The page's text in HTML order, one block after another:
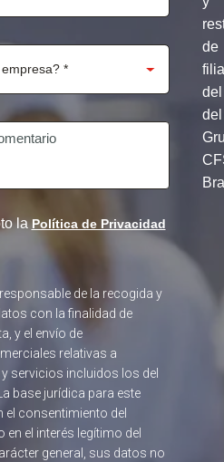
de
del
del
laPolítica de Privacidad
responsable de la recogida y
con la finalidad de
y el envío de
relativas a
servicios incluidos los del
base jurídica para este
el consentimiento del
el interés legítimo del
general, sus datos no